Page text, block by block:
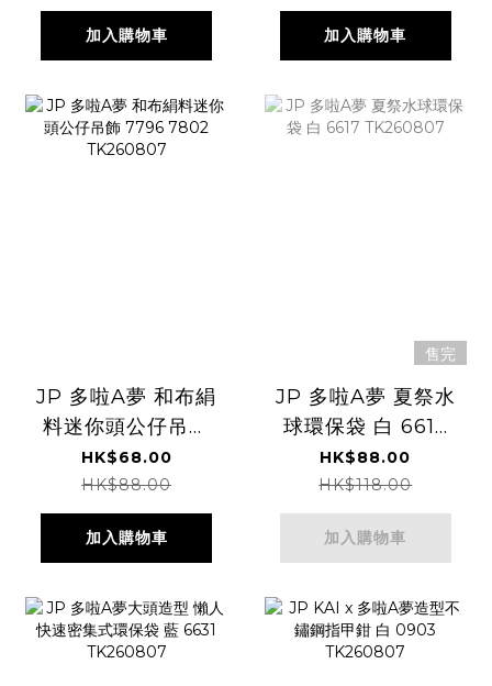
加入購物車 加入購物車
JP 多啦A夢 和布絹
料迷你頭公仔吊飾
7796 7802
TK260807
HK$68.00
HK$88.00
加入購物車
售完
JP 多啦A夢 夏祭水
球環保袋 白 6617
TK260807
HK$88.00
HK$118.00
加入購物車